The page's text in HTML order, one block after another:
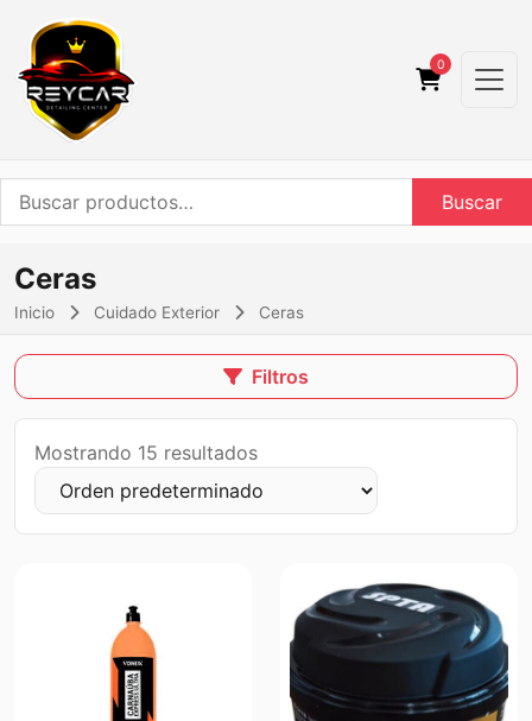
0
Buscar
por:
Buscar
Ceras
Inicio Cuidado Exterior Ceras
Filtros
Mostrando 15 resultados